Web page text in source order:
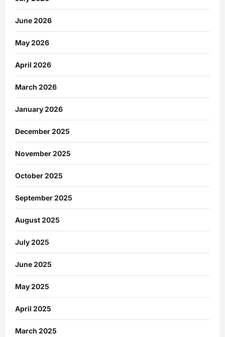
June 2026
May 2026
April 2026
March 2026
January 2026
December 2025
November 2025
October 2025
September 2025
August 2025
July 2025
June 2025
May 2025
April 2025
March 2025